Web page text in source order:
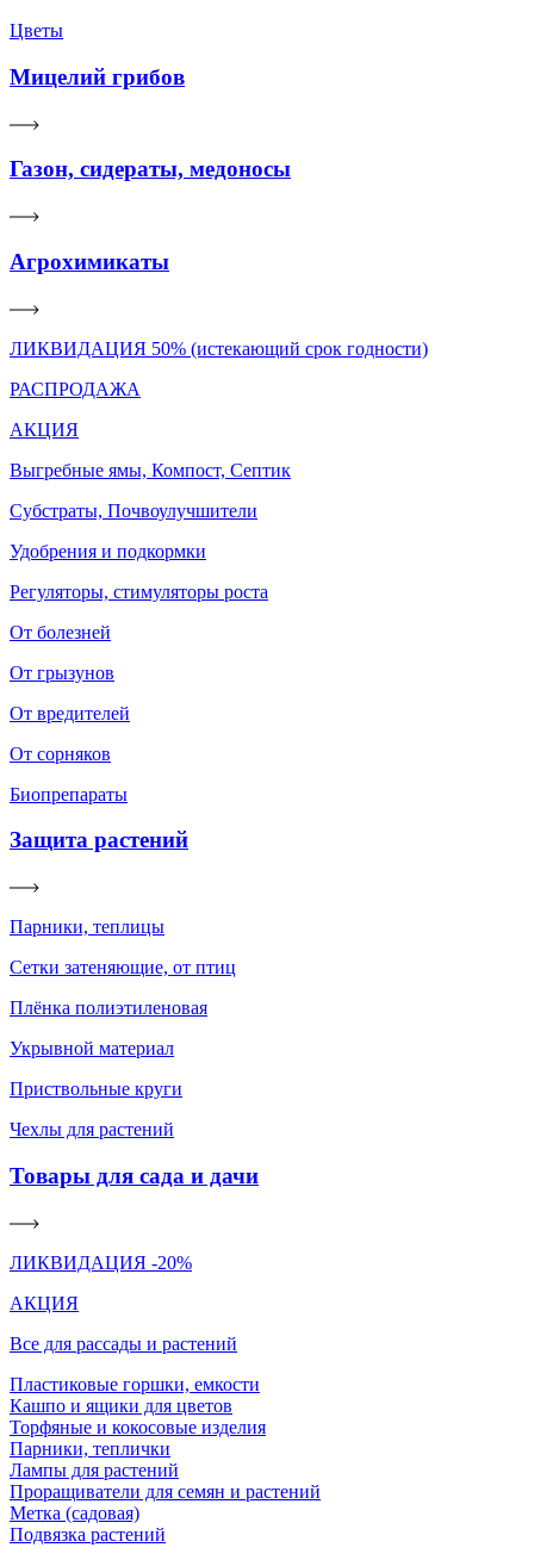
Цветы
Мицелий грибов
Газон, сидераты, медоносы
Агрохимикаты
ЛИКВИДАЦИЯ 50% (истекающий срок годности)
РАСПРОДАЖА
АКЦИЯ
Выгребные ямы, Компост, Септик
Субстраты, Почвоулучшители
Удобрения и подкормки
Регуляторы, стимуляторы роста
От болезней
От грызунов
От вредителей
От сорняков
Биопрепараты
Защита растений
Парники, теплицы
Сетки затеняющие, от птиц
Плёнка полиэтиленовая
Укрывной материал
Приствольные круги
Чехлы для растений
Товары для сада и дачи
ЛИКВИДАЦИЯ -20%
АКЦИЯ
Все для рассады и растений
Пластиковые горшки, емкости
Кашпо и ящики для цветов
Торфяные и кокосовые изделия
Парники, теплички
Лампы для растений
Проращиватели для семян и растений
Метка (садовая)
Подвязка растений